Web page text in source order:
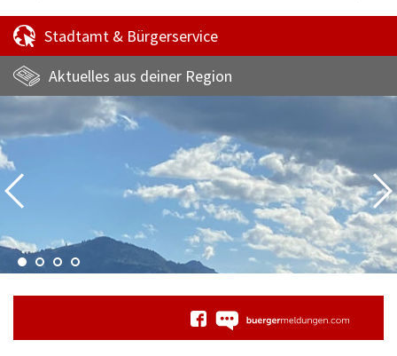
Stadtamt & Bürgerservice
Aktuelles aus deiner Region